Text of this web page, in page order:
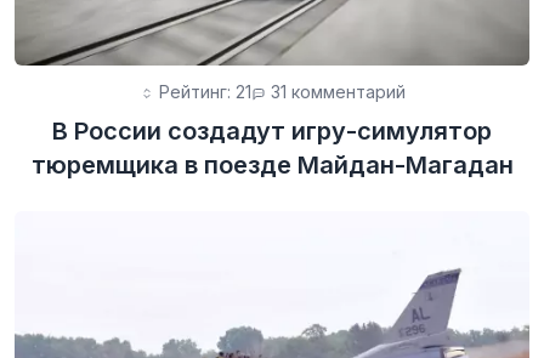
Рейтинг: 21 31 комментарий
В России создадут игру-симулятор
тюремщика в поезде Майдан-Магадан